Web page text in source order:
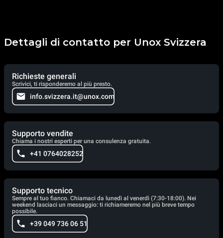
Dettagli di contatto per Unox Svizzera
Richieste generali
Scrivici, ti risponderemo al più presto.
info.svizzera.it@unox.com
Supporto vendite
Chiama i nostri esperti per una consulenza gratuita.
+41 0764028252
Supporto tecnico
Sempre al tuo fianco. Chiamaci da lunedì al venerdì (7:30-18:00). Nei
weekend lasciaci un messaggio: ti richiameremo nel più breve tempo
possibile.
+39 049 736 06 51